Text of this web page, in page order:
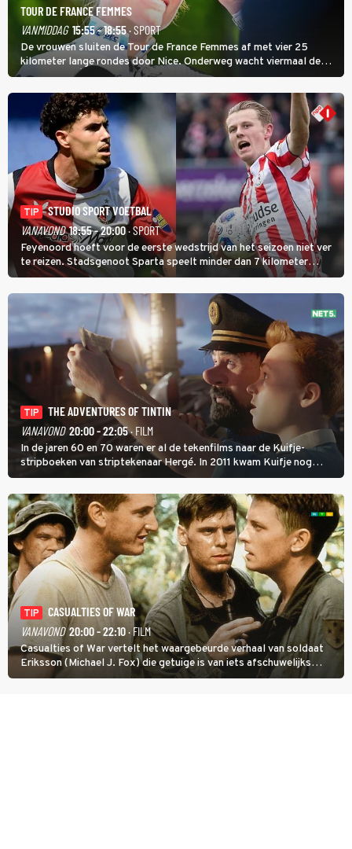
TOUR DE FRANCE FEMMES
VANMIDDAG 15:55 - 18:55· SPORT
De vrouwen sluiten de Tour de France Femmes af met vier 25
kilometer lange rondes door Nice. Onderweg wacht viermaal de
zware Col d'Èze. Aan de finish op de Promenade des Anglais krijgt
de eindwinnaar de laatste gele trui.
TIP
STUDIO SPORT VOETBAL
VANAVOND 18:55 - 20:00· SPORT
Feyenoord hoeft voor de eerste wedstrijd van het seizoen niet ver
te reizen. Stadsgenoot Sparta speelt minder dan 7 kilometer
verderop. Feyenoord trok de Spaanse spits Nacho Ferri aan van
KVC Westerlo uit België.
TIP
THE ADVENTURES OF TINTIN
VANAVOND 20:00 - 22:05· FILM
In de jaren 60 en 70 waren er al de tekenfilms naar de Kuifje-
stripboeken van striptekenaar Hergé. In 2011 kwam Kuifje nog
meer tot leven in The Adventures of Tintin van Steven Spielberg.
TIP
CASUALTIES OF WAR
VANAVOND 20:00 - 22:10· FILM
Casualties of War vertelt het waargebeurde verhaal van soldaat
Eriksson (Michael J. Fox) die getuige is van iets afschuwelijks
tijdens de Vietnamoorlog. Hij besluit uit de school te klappen.